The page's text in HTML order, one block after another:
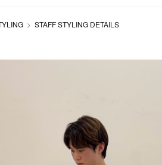
STAFF STYLING DETAILS